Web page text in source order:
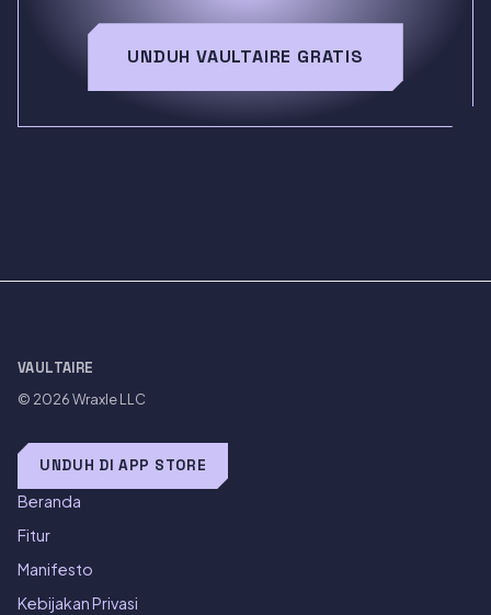
UNDUH VAULTAIRE GRATIS
VAULTAIRE
© 2026Wraxle LLC
UNDUH DI APP STORE
Beranda
Fitur
Manifesto
Kebijakan Privasi